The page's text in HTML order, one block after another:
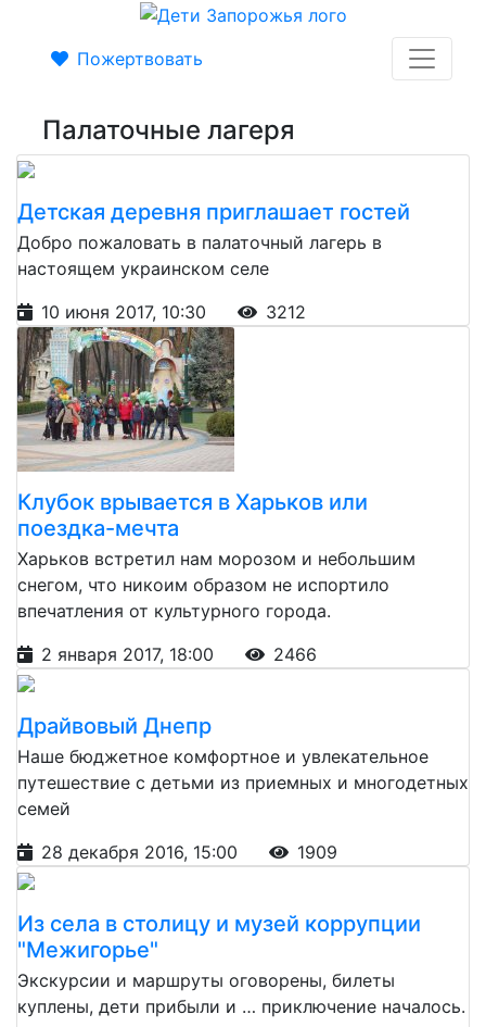
Пожертвовать
Палаточные лагеря
Детская деревня приглашает гостей
Добро пожаловать в палаточный лагерь в
настоящем украинском селе
10 июня 2017, 10:30
3212
Клубок врывается в Харьков или
поездка-мечта
Харьков встретил нам морозом и небольшим
снегом, что никоим образом не испортило
впечатления от культурного города.
2 января 2017, 18:00
2466
Драйвовый Днепр
Наше бюджетное комфортное и увлекательное
путешествие с детьми из приемных и многодетных
семей
28 декабря 2016, 15:00
1909
Из села в столицу и музей коррупции
"Межигорье"
Экскурсии и маршруты оговорены, билеты
куплены, дети прибыли и … приключение началось.